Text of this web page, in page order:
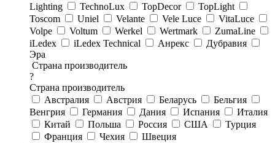
Lighting
TechnoLux TopDecor
TopLight
Toscom
Uniel Velante Vele Luce
VitaLuce
Volpe
Voltum Werkel Wertmark
ZumaLine
iLedex
iLedex Technical Анрекс
Дубравия
Эра
Страна производитель
?
Страна производитель
Австралия
Австрия Беларусь
Бельгия
Венгрия
Германия Дания Испания
Италия
Китай
Польша Россия США
Турция
Франция
Чехия
Швеция